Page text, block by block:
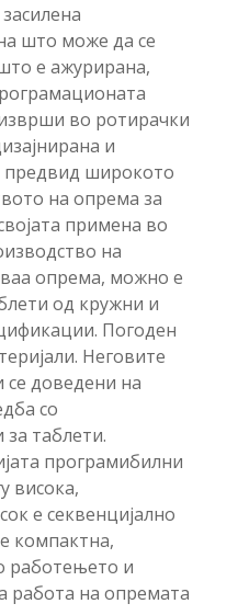
што може да се
е ажурирана,
во ротирачки
и
предвид широкото
на опрема за
примена во
на
опрема, можно е
од кружни и
Погоден
Неговите
доведени на
со
таблети.
програмибилни
висока,
е секвенцијално
компактна,
работењето и
работа на опремата